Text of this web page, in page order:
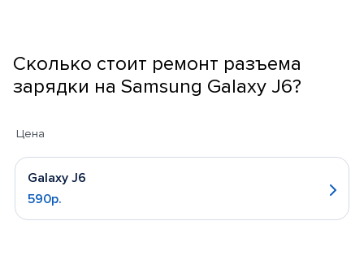
Сколько стоит ремонт разъема
зарядки на Samsung Galaxy J6?
Цена
Galaxy J6
590р.